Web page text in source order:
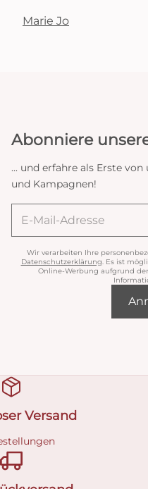
Marie Jo
Abonniere
... und erfahre als Erste
und Kampagnen!
Wir verarbeiten Ihre
Datenschutzerklärung . Es ist
Online-Werbung aufgrund
Versand